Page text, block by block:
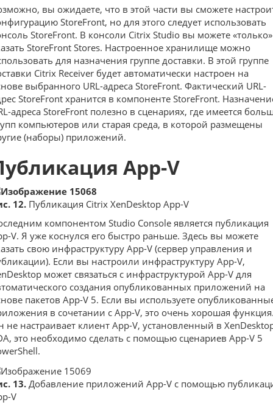
вы ожидаете, что в этой части вы сможете
StoreFront, но для этого следует использовать
StoreFront. В консоли Citrix Studio вы можете «только»
StoreFront Stores. Настроенное хранилище можно
для назначения группе доставки. В этой группе
Citrix Receiver будет автоматически настроен на
выбранного URL-адреса StoreFront. Фактический URL-
StoreFront хранится в компоненте StoreFront.
адреса StoreFront полезно в сценариях, где имеется
компьютеров или старая среда, в которой размещены
(наборы) приложений.
App-V
12. Публикация Citrix XenDesktop App-V
компонентом Studio Console является публикация
V. Я уже коснулся его быстро раньше. Здесь вы можете
свою инфраструктуру App-V (сервер управления и
Если вы настроили инфраструктуру App-V,
может связаться с инфраструктурой App-V для
создания опубликованных приложений на
пакетов App-V 5. Если вы используете
в сочетании с App-V, это очень хорошая
не настраивает клиент App-V, установленный в
это необходимо сделать с помощью сценариев App-V 5
13. Добавление приложений App-V с помощью
V